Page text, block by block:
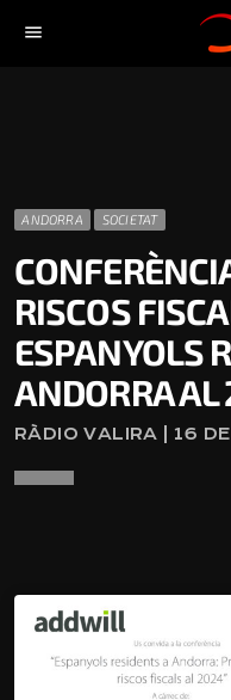
menu
ANDORRA SOCIETAT
RISCOS
ESPANYOLS
ANDORRA
RÀDIO VALIRA | 16